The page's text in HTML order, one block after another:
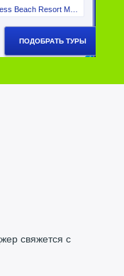
свяжется с